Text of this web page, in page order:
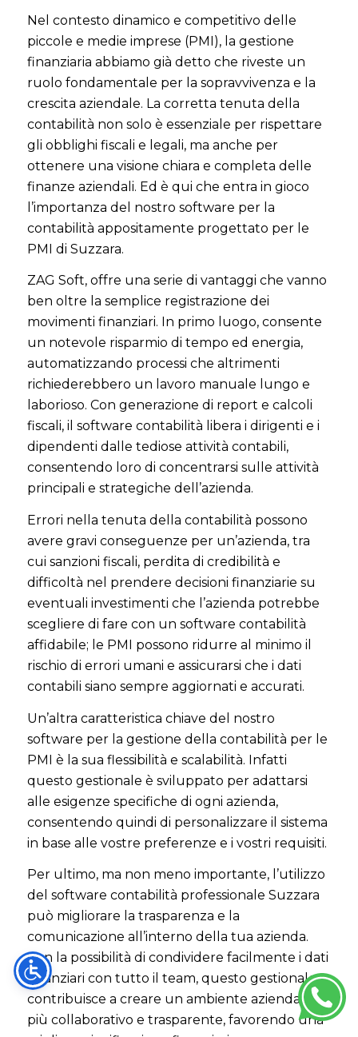
Nel contesto dinamico e competitivo delle
piccole e medie imprese (PMI), la gestione
finanziaria abbiamo già detto che riveste un
ruolo fondamentale per la sopravvivenza e la
crescita aziendale. La corretta tenuta della
contabilità non solo è essenziale per rispettare
gli obblighi fiscali e legali, ma anche per
ottenere una visione chiara e completa delle
finanze aziendali. Ed è qui che entra in gioco
l’importanza del nostro software per la
contabilità appositamente progettato per le
PMI di Suzzara.
ZAG Soft, offre una serie di vantaggi che vanno
ben oltre la semplice registrazione dei
movimenti finanziari. In primo luogo, consente
un notevole risparmio di tempo ed energia,
automatizzando processi che altrimenti
richiederebbero un lavoro manuale lungo e
laborioso. Con generazione di report e calcoli
fiscali, il software contabilità libera i dirigenti e i
dipendenti dalle tediose attività contabili,
consentendo loro di concentrarsi sulle attività
principali e strategiche dell’azienda.
Errori nella tenuta della contabilità possono
avere gravi conseguenze per un’azienda, tra
cui sanzioni fiscali, perdita di credibilità e
difficoltà nel prendere decisioni finanziarie su
eventuali investimenti che l’azienda potrebbe
scegliere di fare con un software contabilità
affidabile; le PMI possono ridurre al minimo il
rischio di errori umani e assicurarsi che i dati
contabili siano sempre aggiornati e accurati.
Un’altra caratteristica chiave del nostro
software per la gestione della contabilità per le
PMI è la sua flessibilità e scalabilità. Infatti
questo gestionale è sviluppato per adattarsi
alle esigenze specifiche di ogni azienda,
consentendo quindi di personalizzare il sistema
in base alle vostre preferenze e i vostri requisiti.
Per ultimo, ma non meno importante, l’utilizzo
del software contabilità professionale Suzzara
può migliorare la trasparenza e la
comunicazione all’interno della tua azienda.
Con la possibilità di condividere facilmente i dati
finanziari con tutto il team, questo gestionale
contribuisce a creare un ambiente aziendale
più collaborativo e trasparente, favorendo una